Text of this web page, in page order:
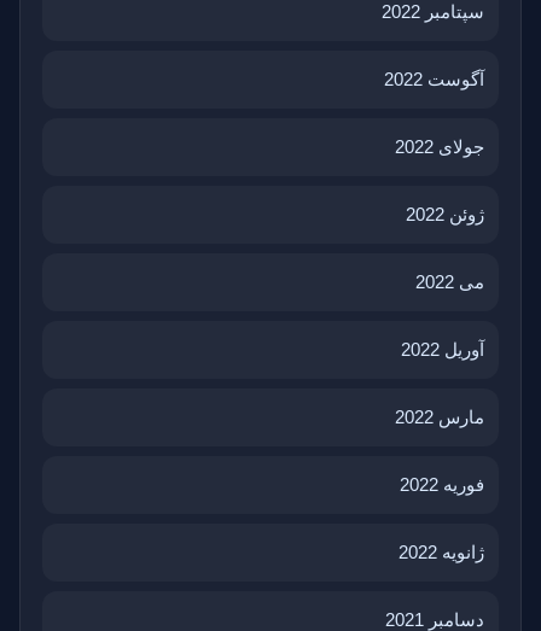
سپتامبر 2022
آگوست 2022
جولای 2022
ژوئن 2022
می 2022
آوریل 2022
مارس 2022
فوریه 2022
ژانویه 2022
دسامبر 2021